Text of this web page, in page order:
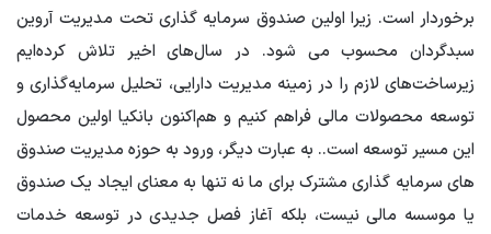
برخوردار است. زیرا اولین صندوق سرمایه گذاری تحت مدیریت آروین
سبدگردان محسوب می شود. در سال‌های اخیر تلاش کرده‌ایم
زیرساخت‌های لازم را در زمینه مدیریت دارایی، تحلیل سرمایه‌گذاری و
توسعه محصولات مالی فراهم کنیم و هم‌اکنون بانکیا اولین محصول
این مسیر توسعه است.. به عبارت دیگر، ورود به حوزه مدیریت صندوق
های سرمایه گذاری مشترک برای ما نه تنها به معنای ایجاد یک صندوق
یا موسسه مالی نیست، بلکه آغاز فصل جدیدی در توسعه خدمات